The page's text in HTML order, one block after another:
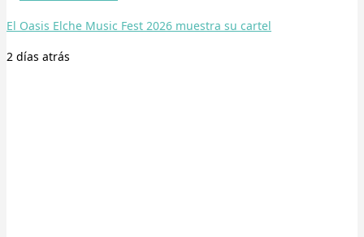
El Oasis Elche Music Fest 2026 muestra su cartel
2 días atrás